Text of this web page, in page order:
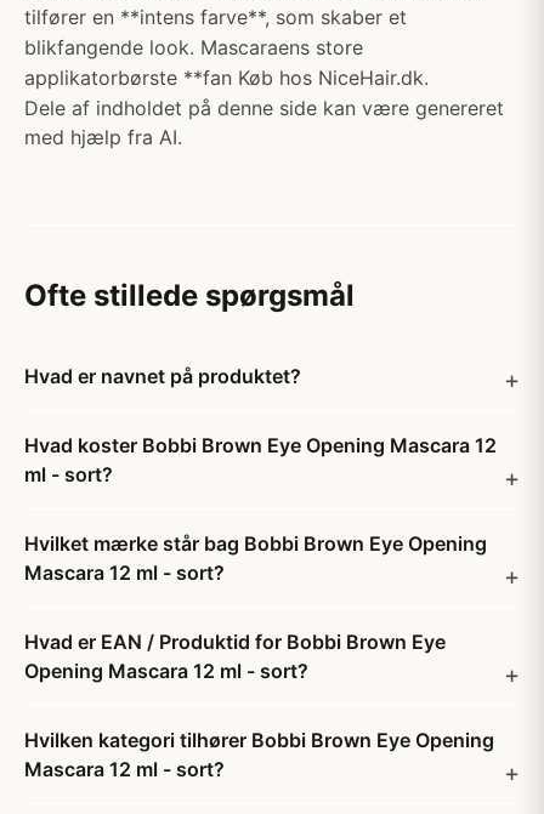
tilfører en **intens farve**, som skaber et
blikfangende look. Mascaraens store
applikatorbørste **fan Køb hos NiceHair.dk.
Dele af indholdet på denne side kan være genereret
med hjælp fra AI.
Ofte stillede spørgsmål
Hvad er navnet på produktet?
Hvad koster Bobbi Brown Eye Opening Mascara 12
ml - sort?
Hvilket mærke står bag Bobbi Brown Eye Opening
Mascara 12 ml - sort?
Hvad er EAN / Produktid for Bobbi Brown Eye
Opening Mascara 12 ml - sort?
Hvilken kategori tilhører Bobbi Brown Eye Opening
Mascara 12 ml - sort?